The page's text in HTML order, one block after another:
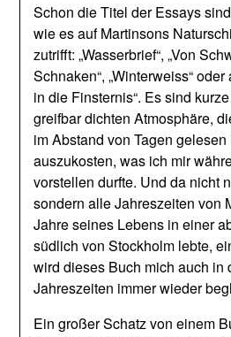
Schon die Titel der Essays
wie es auf Martinsons
zutrifft: „Wasserbrief“, „Von
Schnaken“, „Winterweiss“
in die Finsternis“. Es sind
greifbar dichten Atmosphäre,
im Abstand von Tagen
auszukosten, was ich mir
vorstellen durfte. Und da nicht
sondern alle Jahreszeiten von
Jahre seines Lebens in einer
südlich von Stockholm lebte,
wird dieses Buch mich auch in
Jahreszeiten immer wieder
Ein großer Schatz von einem